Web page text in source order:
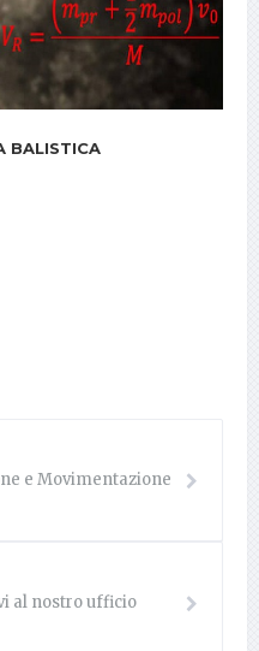
BALISTICA
e Movimentazione
al nostro ufficio